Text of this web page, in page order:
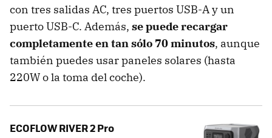
con tres salidas AC, tres puertos USB-A y un
puerto USB-C. Además, se puede recargar
completamente en tan sólo 70 minutos, aunque
también puedes usar paneles solares (hasta
220W o la toma del coche).
ECOFLOW RIVER 2 Pro